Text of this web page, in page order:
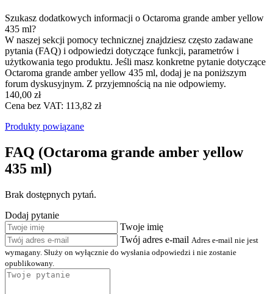
Szukasz dodatkowych informacji o Octaroma grande amber yellow
435 ml?
W naszej sekcji pomocy technicznej znajdziesz często zadawane
pytania (FAQ) i odpowiedzi dotyczące funkcji, parametrów i
użytkowania tego produktu. Jeśli masz konkretne pytanie dotyczące
Octaroma grande amber yellow 435 ml, dodaj je na poniższym
forum dyskusyjnym. Z przyjemnością na nie odpowiemy.
140,00 zł
Cena bez VAT: 113,82 zł
Produkty powiązane
FAQ (Octaroma grande amber yellow
435 ml)
Brak dostępnych pytań.
Dodaj pytanie
Twoje imię
Twój adres e-mail Adres e-mail nie jest
wymagany. Służy on wyłącznie do wysłania odpowiedzi i nie zostanie
opublikowany.